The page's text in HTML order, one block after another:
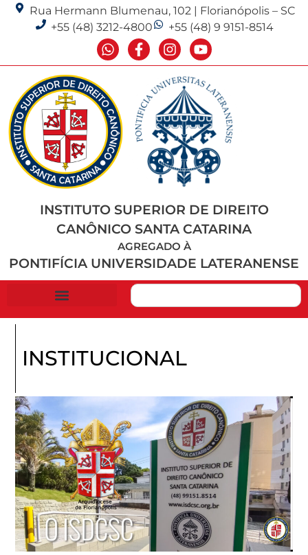
Rua Hermann Blumenau, 102 | Florianópolis – SC
+55 (48) 3212-4800
+55 (48) 9 9151-8514
INSTITUTO SUPERIOR DE DIREITO
CANÔNICO SANTA CATARINA
AGREGADO À
PONTIFÍCIA UNIVERSIDADE LATERANENSE
INSTITUCIONAL